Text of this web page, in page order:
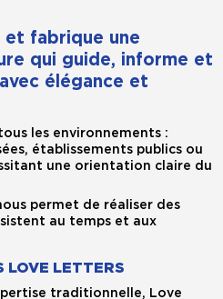
fabrique une
qui guide, informe et
élégance et
les environnements :
établissements publics ou
une orientation claire du
permet de réaliser des
au temps et aux
LOVE LETTERS
traditionnelle, Love